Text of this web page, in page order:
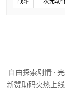
自由探索剧情 ·
新赞助码火热上